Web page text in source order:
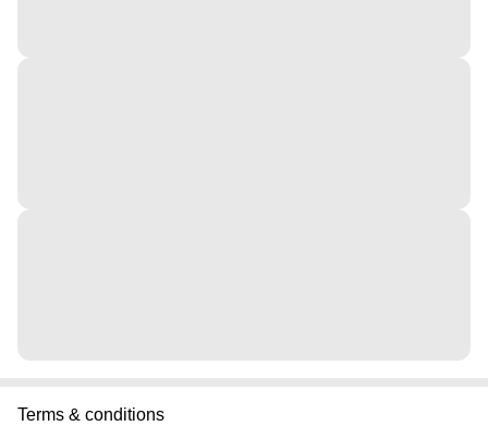
Terms & conditions